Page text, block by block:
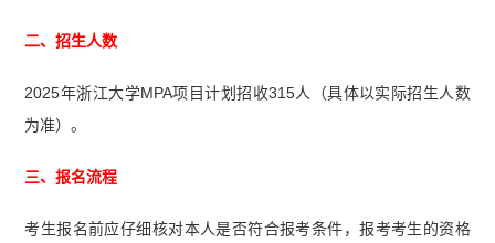
二、招生人数
2025年浙江大学MPA项目计划招收315人（具体以实际招生人数
为准）。
三、报名流程
考生报名前应仔细核对本人是否符合报考条件，报考考生的资格